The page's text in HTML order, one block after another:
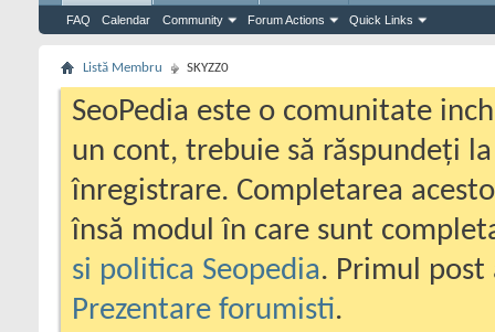
FAQ Calendar Community Forum Actions Quick Links
Listă Membru SKYZZ0
SeoPedia este o comunitate
un cont, trebuie să răspundeți
înregistrare. Completarea
însă modul în care sunt
si politica Seopedia. Primul
Prezentare forumisti.